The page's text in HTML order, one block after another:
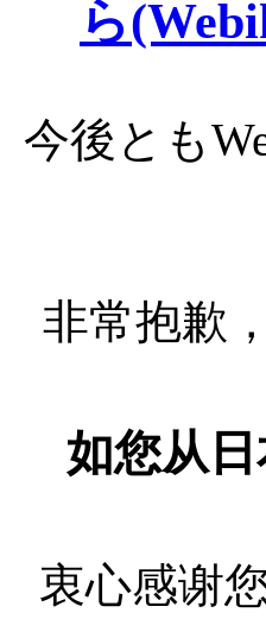
ら
今後とも
非常抱歉
如您从
衷心感谢